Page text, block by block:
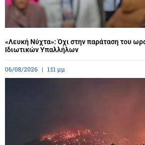
«Λευκή Νύχτα»: Όχι στην παράταση του
Ιδιωτικών Υπαλλήλων
06/08/2026 1:11 μμ